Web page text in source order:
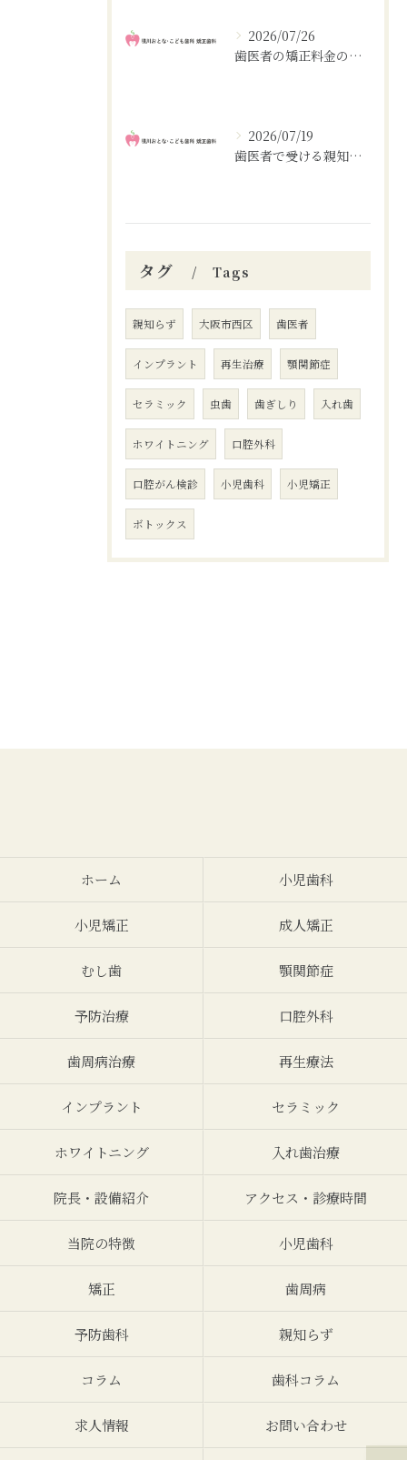
2026/07/26
歯医者の矯正料金の相場と前歯・全体で異なる費用や支払い計画を徹底解説
2026/07/19
歯医者で受ける親知らずの無痛治療と費用相場ガイド大阪府大阪市河内長野市編
タグ Tags
親知らず 大阪市西区 歯医者
インプラント 再生治療 顎関節症
セラミック 虫歯 歯ぎしり 入れ歯
ホワイトニング 口腔外科
口腔がん検診 小児歯科 小児矯正
ボトックス
ホーム 小児歯科
小児矯正 成人矯正
むし歯 顎関節症
予防治療 口腔外科
歯周病治療 再生療法
インプラント セラミック
ホワイトニング 入れ歯治療
院長・設備紹介 アクセス・診療時間
当院の特徴 小児歯科
矯正 歯周病
予防歯科 親知らず
コラム 歯科コラム
求人情報 お問い合わせ